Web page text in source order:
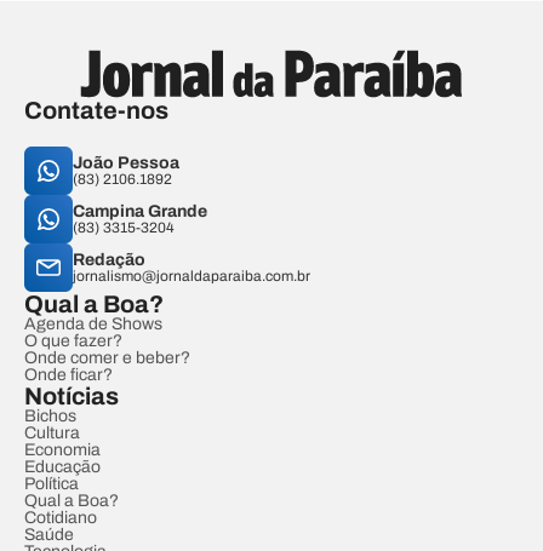
Contate-nos
João Pessoa
(83) 2106.1892
Campina Grande
(83) 3315-3204
Redação
jornalismo@jornaldaparaiba.com.br
Qual a Boa?
Agenda de Shows
O que fazer?
Onde comer e beber?
Onde ficar?
Notícias
Bichos
Cultura
Economia
Educação
Política
Qual a Boa?
Cotidiano
Saúde